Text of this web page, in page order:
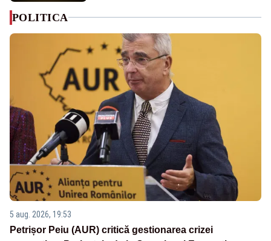
POLITICA
5 aug. 2026, 19:53
Petrișor Peiu (AUR) critică gestionarea crizei